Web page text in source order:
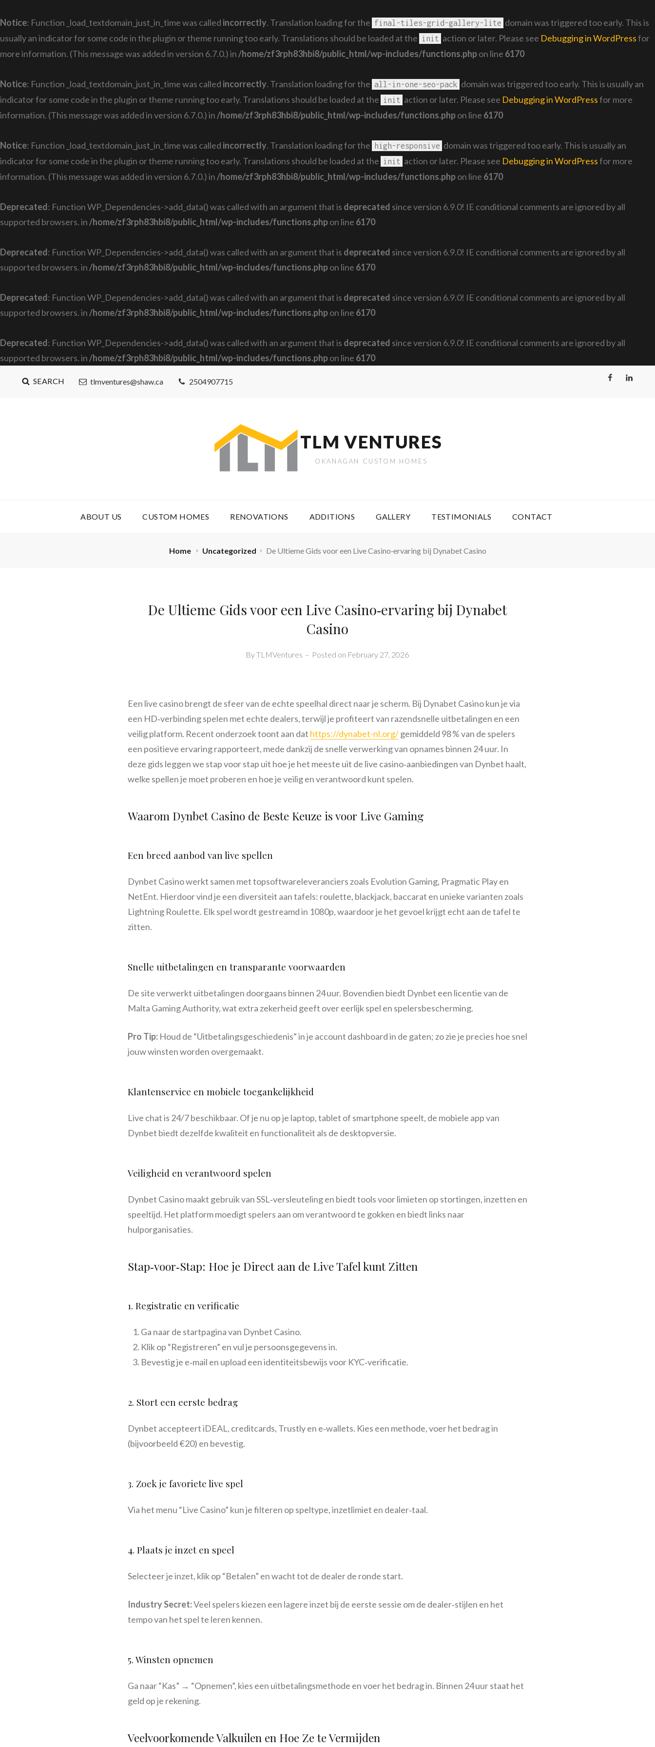
Notice: Function _load_textdomain_just_in_time was called incorrectly. Translation loading for the final-tiles-grid-gallery-lite domain was triggered too early. This is
usually an indicator for some code in the plugin or theme running too early. Translations should be loaded at the
init action or later. Please see Debugging in WordPressfor
more information. (This message was added in version 6.7.0.) in /home/zf3rph83hbi8/public_html/wp-includes/functions.phpon line 6170
Notice: Function _load_textdomain_just_in_time was called incorrectly. Translation loading for the all-in-one-seo-pack domain was triggered too early. This is usually an
indicator for some code in the plugin or theme running too early. Translations should be loaded at the
init action or later. Please see Debugging in WordPressfor more
information. (This message was added in version 6.7.0.) in /home/zf3rph83hbi8/public_html/wp-includes/functions.phpon line 6170
Notice: Function _load_textdomain_just_in_time was called incorrectly. Translation loading for the high-responsive domain was triggered too early. This is usually an
indicator for some code in the plugin or theme running too early. Translations should be loaded at the
init action or later. Please see Debugging in WordPressfor more
information. (This message was added in version 6.7.0.) in /home/zf3rph83hbi8/public_html/wp-includes/functions.phpon line 6170
Deprecated: Function WP_Dependencies->add_data() was called with an argument that is deprecated since version 6.9.0! IE conditional comments are ignored by all
supported browsers. in /home/zf3rph83hbi8/public_html/wp-includes/functions.phpon line 6170
Deprecated: Function WP_Dependencies->add_data() was called with an argument that is deprecated since version 6.9.0! IE conditional comments are ignored by all
supported browsers. in /home/zf3rph83hbi8/public_html/wp-includes/functions.phpon line 6170
Deprecated: Function WP_Dependencies->add_data() was called with an argument that is deprecated since version 6.9.0! IE conditional comments are ignored by all
supported browsers. in /home/zf3rph83hbi8/public_html/wp-includes/functions.phpon line 6170
Deprecated: Function WP_Dependencies->add_data() was called with an argument that is deprecated since version 6.9.0! IE conditional comments are ignored by all
supported browsers. in /home/zf3rph83hbi8/public_html/wp-includes/functions.phpon line 6170
SEARCH tlmventures@shaw.ca 2504907715 FacebookLinkedIn
TLM VENTURES
OKANAGAN CUSTOM HOMES
ABOUT US CUSTOM HOMES RENOVATIONS ADDITIONS GALLERY TESTIMONIALS CONTACT
Home Uncategorized De Ultieme Gids voor een Live Casino‑ervaring bij Dynabet Casino
De Ultieme Gids voor een Live Casino‑ervaring bij Dynabet
Casino
ByTLMVentures – Posted on February 27, 2026
Een live casino brengt de sfeer van de echte speelhal direct naar je scherm. Bij Dynabet Casino kun je via
een HD‑verbinding spelen met echte dealers, terwijl je profiteert van razendsnelle uitbetalingen en een
veilig platform. Recent onderzoek toont aan dat https://dynabet-nl.org/gemiddeld 98 % van de spelers
een positieve ervaring rapporteert, mede dankzij de snelle verwerking van opnames binnen 24 uur. In
deze gids leggen we stap voor stap uit hoe je het meeste uit de live casino‑aanbiedingen van Dynbet haalt,
welke spellen je moet proberen en hoe je veilig en verantwoord kunt spelen.
Waarom Dynbet Casino de Beste Keuze is voor Live Gaming
Een breed aanbod van live spellen
Dynbet Casino werkt samen met topsoftwareleveranciers zoals Evolution Gaming, Pragmatic Play en
NetEnt. Hierdoor vind je een diversiteit aan tafels: roulette, blackjack, baccarat en unieke varianten zoals
Lightning Roulette. Elk spel wordt gestreamd in 1080p, waardoor je het gevoel krijgt echt aan de tafel te
zitten.
Snelle uitbetalingen en transparante voorwaarden
De site verwerkt uitbetalingen doorgaans binnen 24 uur. Bovendien biedt Dynbet een licentie van de
Malta Gaming Authority, wat extra zekerheid geeft over eerlijk spel en spelersbescherming.
Pro Tip:Houd de “Uitbetalingsgeschiedenis” in je account dashboard in de gaten; zo zie je precies hoe snel
jouw winsten worden overgemaakt.
Klantenservice en mobiele toegankelijkheid
Live chat is 24/7 beschikbaar. Of je nu op je laptop, tablet of smartphone speelt, de mobiele app van
Dynbet biedt dezelfde kwaliteit en functionaliteit als de desktopversie.
Veiligheid en verantwoord spelen
Dynbet Casino maakt gebruik van SSL‑versleuteling en biedt tools voor limieten op stortingen, inzetten en
speeltijd. Het platform moedigt spelers aan om verantwoord te gokken en biedt links naar
hulporganisaties.
Stap‑voor‑Stap: Hoe je Direct aan de Live Tafel kunt Zitten
1. Registratie en verificatie
Ga naar de startpagina van Dynbet Casino.
Klik op “Registreren” en vul je persoonsgegevens in.
Bevestig je e‑mail en upload een identiteitsbewijs voor KYC‑verificatie.
2. Stort een eerste bedrag
Dynbet accepteert iDEAL, creditcards, Trustly en e‑wallets. Kies een methode, voer het bedrag in
(bijvoorbeeld €20) en bevestig.
3. Zoek je favoriete live spel
Via het menu “Live Casino” kun je filteren op speltype, inzetlimiet en dealer‑taal.
4. Plaats je inzet en speel
Selecteer je inzet, klik op “Betalen” en wacht tot de dealer de ronde start.
Industry Secret:Veel spelers kiezen een lagere inzet bij de eerste sessie om de dealer‑stijlen en het
tempo van het spel te leren kennen.
5. Winsten opnemen
Ga naar “Kas” → “Opnemen”, kies een uitbetalingsmethode en voer het bedrag in. Binnen 24 uur staat het
geld op je rekening.
Veelvoorkomende Valkuilen en Hoe Ze te Vermijden